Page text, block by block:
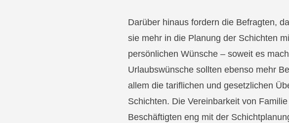
Darüber hinaus fordern die Befragten,
sie mehr in die Planung der Schichten
persönlichen Wünsche – soweit es
Urlaubswünsche sollten ebenso mehr
allem die tariflichen und gesetzlichen
Schichten. Die Vereinbarkeit von
Beschäftigten eng mit der